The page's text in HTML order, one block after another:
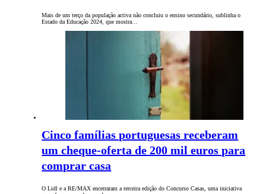
Mais de um terço da população activa não concluiu o ensino secundário, sublinha o
Estado da Educação 2024, que mostra…
Cinco famílias portuguesas receberam
um cheque-oferta de 200 mil euros para
comprar casa
O Lidl e a RE/MAX encerraram a terceira edição do Concurso Casas, uma iniciativa